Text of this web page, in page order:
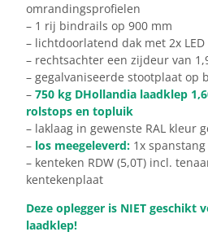
omrandingsprofielen
– 1 rij bindrails op 900 mm
– lichtdoorlatend dak met 2x
– rechtsachter een zijdeur van
– gegalvaniseerde stootplaat op
– 750 kg DHollandia laadklep
rolstops en topluik
– laklaag in gewenste RAL kleur
– los meegeleverd: 1x spanstang
– kenteken RDW (5,0T) incl.
kentekenplaat
Deze oplegger is NIET geschikt
laadklep!